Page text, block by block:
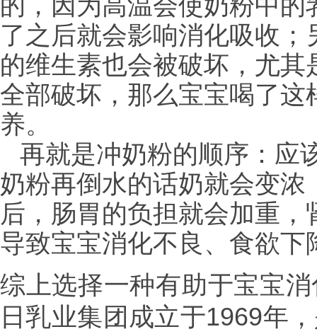
的，因为高温会使奶粉中
了之后就会影响消化吸收
的维生素也会被破坏，尤
全部破坏，那么宝宝喝了
养。
再就是冲奶粉的顺序：应
奶粉再倒水的话奶就会变
后，肠胃的负担就会加重
导致宝宝消化不良、食欲下
综上选择一种有助于宝宝
日乳业集团成立于1969年